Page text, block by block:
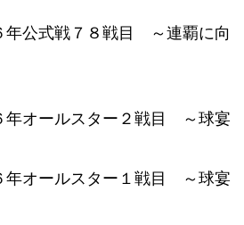
公式戦７８戦目 ～連覇に向
オールスター２戦目 ～球宴
オールスター１戦目 ～球宴